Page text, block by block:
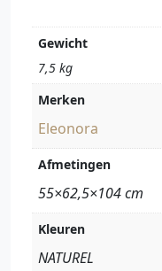
Gewicht
7,5 kg
Merken
Eleonora
Afmetingen
55×62,5×104 cm
Kleuren
NATUREL